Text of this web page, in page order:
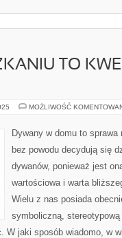
TO
MOŻLIWOŚĆ
Dywany w domu to
bez powodu decydują się
dywanów, ponieważ jest
wartościowa i warta
Wielu z nas posiada
symboliczną,
W jaki sposób wiadomo, w